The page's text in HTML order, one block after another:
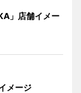
」店舗イメー
メージ